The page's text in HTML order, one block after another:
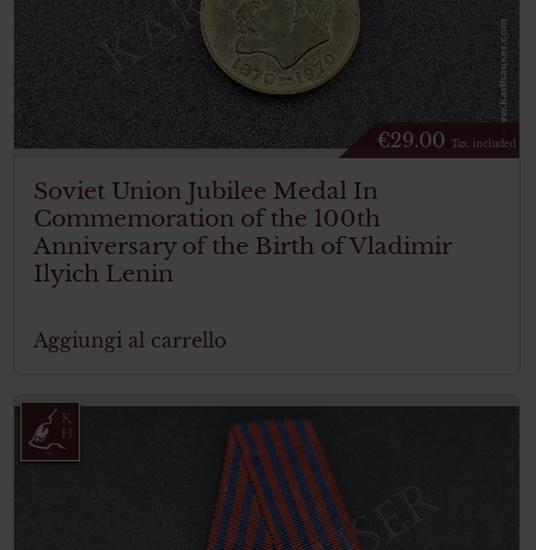
€29.00 Tax. included
Soviet Union Jubilee Medal In
Commemoration of the 100th
Anniversary of the Birth of Vladimir
Ilyich Lenin
Aggiungi al carrello